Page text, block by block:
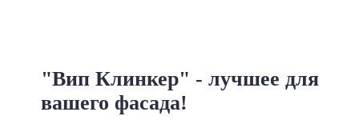
"Вип Клинкер" - лучшее для
вашего фасада!